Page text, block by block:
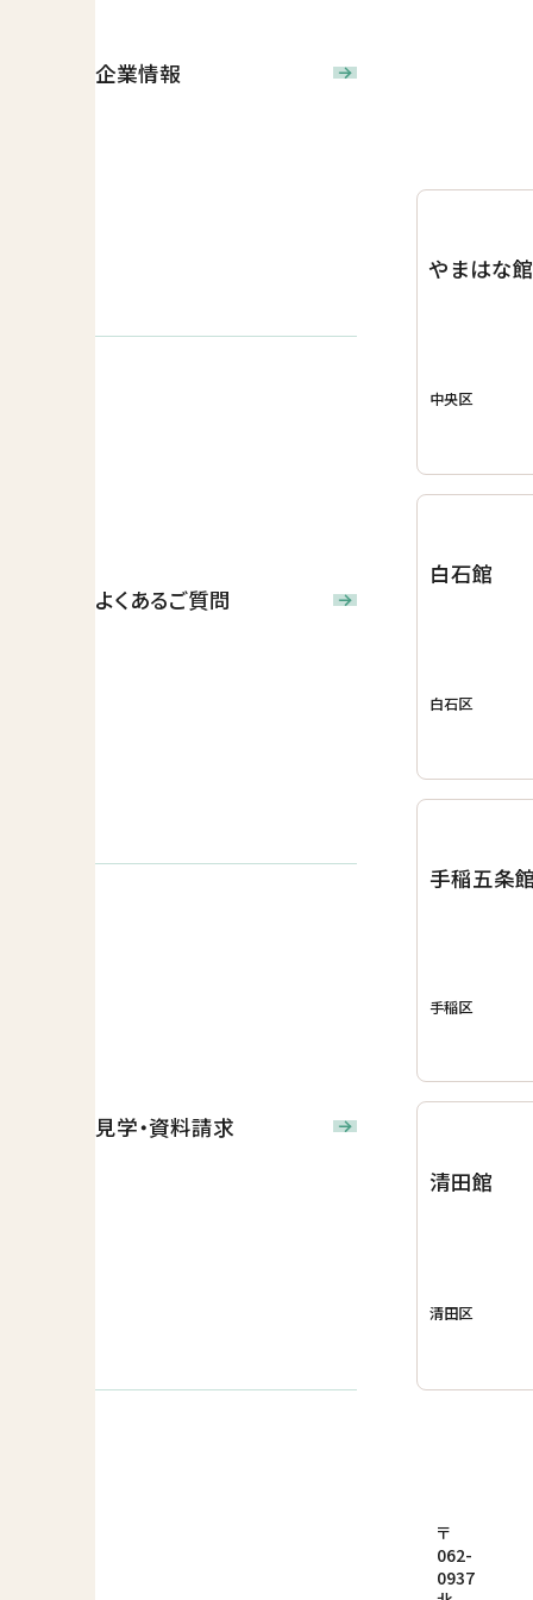
企業情報
よくあるご質問
見学・資料請求
やまはな
中央区
白石館
白石区
手稲五条
手稲区
清田館
清田区
〒
062-
0937